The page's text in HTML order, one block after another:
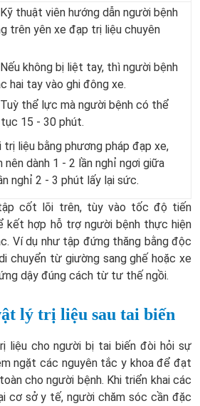
thuật viên hướng dẫn người bệnh
trên yên xe đạp trị liệu chuyên
không bị liệt tay, thì người bệnh
hai tay vào ghi đông xe.
thể lực mà người bệnh có thể
15 - 30 phút.
trị liệu bằng phương pháp đạp xe,
nên dành 1 - 2 lần nghỉ ngơi giữa
nghỉ 2 - 3 phút lấy lại sức.
tập cốt lõi trên, tùy vào tốc độ tiến
kết hợp hỗ trợ người bệnh thực hiện
Ví dụ như tập đứng thăng bằng độc
chuyển từ giường sang ghế hoặc xe
dậy đúng cách từ tư thế ngồi.
lý trị liệu sau tai biến
liệu cho người bị tai biến đòi hỏi sự
ngặt các nguyên tắc y khoa để đạt
cho người bệnh. Khi triển khai các
cơ sở y tế, người chăm sóc cần đặc